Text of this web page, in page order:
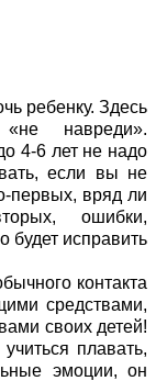
ребенку. Здесь
«не навреди».
4-6 лет не надо
если вы не
первых, вряд ли
ошибки,
исправить
контакта
средствами,
своих детей!
плавать,
эмоции, он